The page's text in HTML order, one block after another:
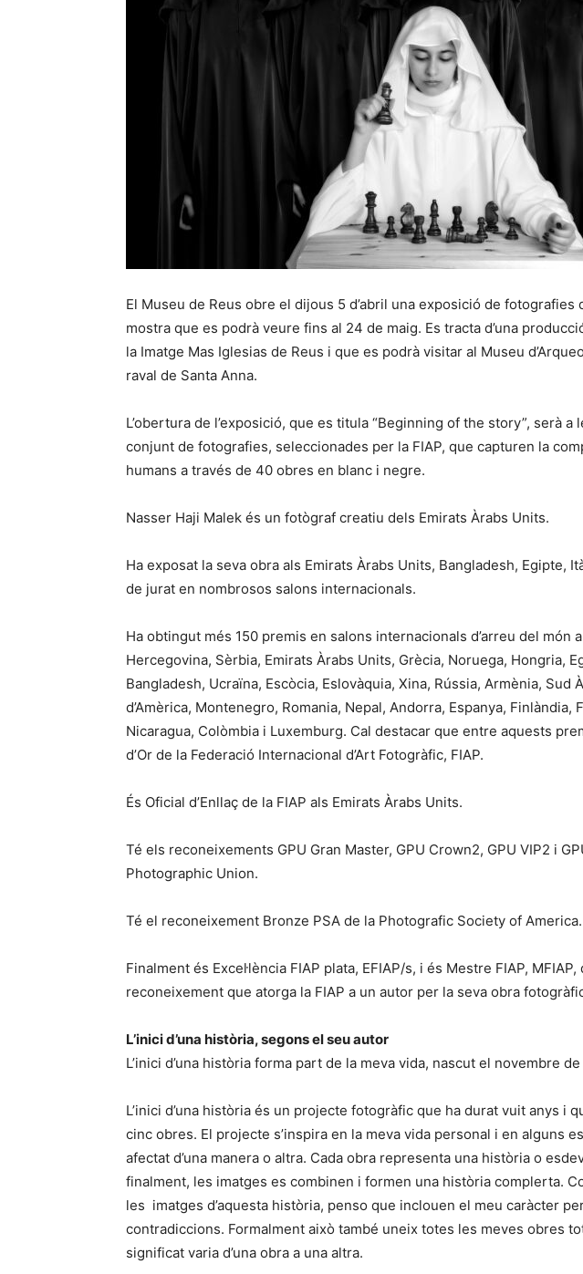
El Museu de Reus obre el dijous 5 d’abril una exposició de fotografies
mostra que es podrà veure fins al 24 de maig. Es tracta d’una
la Imatge Mas Iglesias de Reus i que es podrà visitar al Museu
raval de Santa Anna.
L’obertura de l’exposició, que es titula “Beginning of the story”, serà a
conjunt de fotografies, seleccionades per la FIAP, que capturen la
humans a través de 40 obres en blanc i negre.
Nasser Haji Malek és un fotògraf creatiu dels Emirats Àrabs Units.
Ha exposat la seva obra als Emirats Àrabs Units, Bangladesh, Egipte,
de jurat en nombrosos salons internacionals.
Ha obtingut més 150 premis en salons internacionals d’arreu del món
Hercegovina, Sèrbia, Emirats Àrabs Units, Grècia, Noruega, Hongria,
Bangladesh, Ucraïna, Escòcia, Eslovàquia, Xina, Rússia, Armènia, Sud
d’Amèrica, Montenegro, Romania, Nepal, Andorra, Espanya, Finlàndia,
Nicaragua, Colòmbia i Luxemburg. Cal destacar que entre aquests
d’Or de la Federació Internacional d’Art Fotogràfic, FIAP.
És Oficial d’Enllaç de la FIAP als Emirats Àrabs Units.
Té els reconeixements GPU Gran Master, GPU Crown2, GPU VIP2 i
Photographic Union.
Té el reconeixement Bronze PSA de la Photografic Society of America.
Finalment és Excel·lència FIAP plata, EFIAP/s, i és Mestre FIAP,
reconeixement que atorga la FIAP a un autor per la seva obra
L’inici d’una història, segons el seu autor
L’inici d’una història forma part de la meva vida, nascut el novembre
L’inici d’una història és un projecte fotogràfic que ha durat vuit anys i
cinc obres. El projecte s’inspira en la meva vida personal i en alguns
afectat d’una manera o altra. Cada obra representa una història o
finalment, les imatges es combinen i formen una història complerta.
les imatges d’aquesta història, penso que inclouen el meu caràcter
contradiccions. Formalment això també uneix totes les meves obres
significat varia d’una obra a una altra.